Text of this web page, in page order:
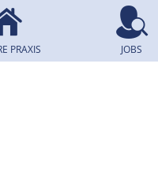
PRAXIS JOBS